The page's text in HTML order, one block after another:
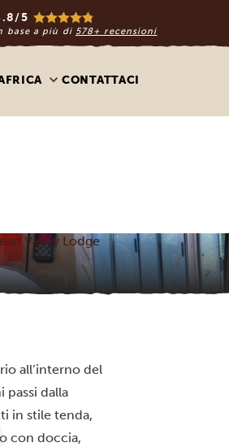
5
base a più di 578+ recensioni
CONTATTACI
Valley Lodge
all’interno del
passi dalla
in stile tenda,
con doccia,